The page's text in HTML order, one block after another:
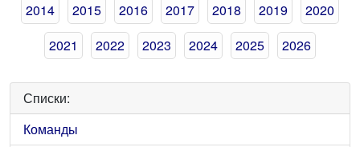
2014
2015 2016 2017 2018 2019
2020
2021
2022 2023 2024 2025 2026
Списки:
Команды